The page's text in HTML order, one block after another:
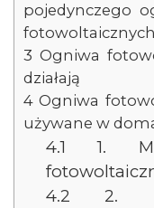
pojedynczego
fotowoltaicznych
3 Ogniwa
działają
4 Ogniwa
używane w
4.1 1.
4.2 2.